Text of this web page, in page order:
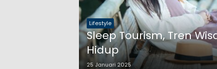
Lifestyle
Sleep Tourism, Tren
Hidup
25 Januari 2025